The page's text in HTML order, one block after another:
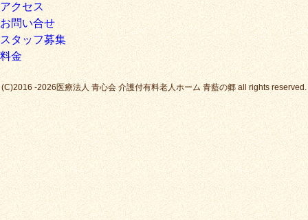
アクセス
お問い合せ
スタッフ募集
料金
(C)2016 -2026医療法人 青心会 介護付有料老人ホーム 青藍の郷 all rights reserved.